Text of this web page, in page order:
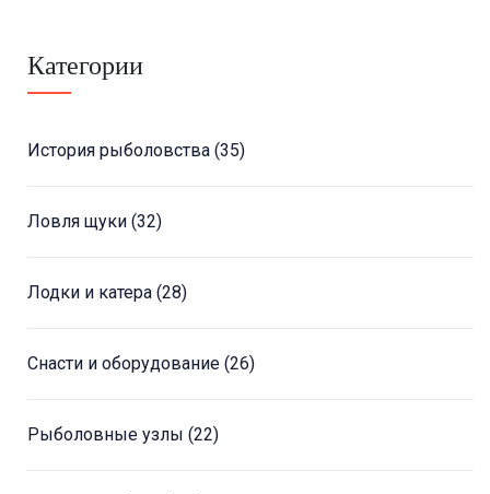
Категории
История рыболовства (35)
Ловля щуки (32)
Лодки и катера (28)
Снасти и оборудование (26)
Рыболовные узлы (22)